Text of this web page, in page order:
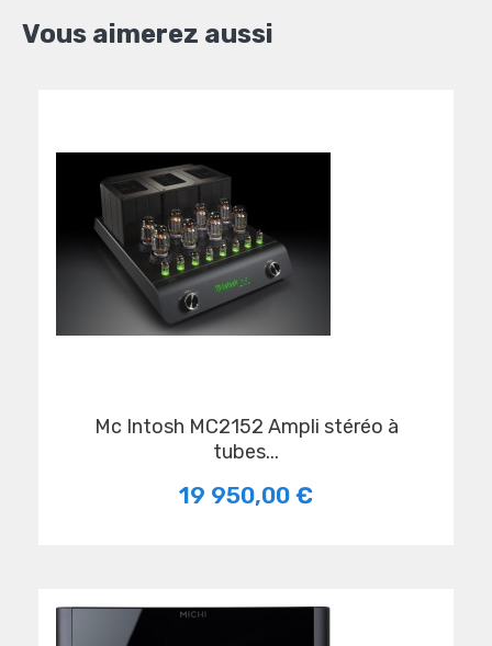
Vous aimerez aussi
Mc Intosh MC2152 Ampli stéréo à
tubes...
19 950,00 €